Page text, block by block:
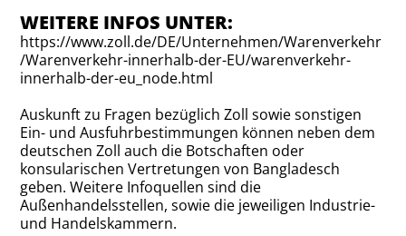
WEITERE INFOS UNTER:
https://www.zoll.de/DE/Unternehmen/Warenverkehr
/Warenverkehr-innerhalb-der-EU/warenverkehr-
innerhalb-der-eu_node.html
Auskunft zu Fragen bezüglich Zoll sowie sonstigen
Ein- und Ausfuhrbestimmungen können neben dem
deutschen Zoll auch die Botschaften oder
konsularischen Vertretungen von Bangladesch
geben. Weitere Infoquellen sind die
Außenhandelsstellen, sowie die jeweiligen Industrie-
und Handelskammern.